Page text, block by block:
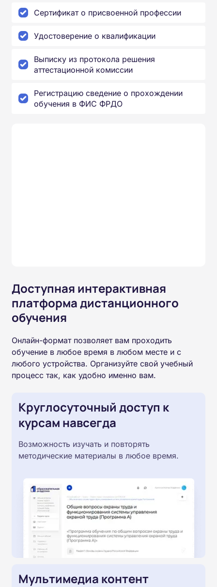
Сертификат о присвоенной профессии
Удостоверение о квалификации
Выписку из протокола решения
аттестационной комиссии
Регистрацию сведение о прохождении
обучения в ФИС ФРДО
Доступная интерактивная
платформа дистанционного
обучения
Онлайн-формат позволяет вам проходить
обучение в любое время в любом месте и с
любого устройства. Организуйте свой учебный
процесс так, как удобно именно вам.
Круглосуточный доступ к
курсам навсегда
Возможность изучать и повторять
методические материалы в любое время.
Мультимедиа контент